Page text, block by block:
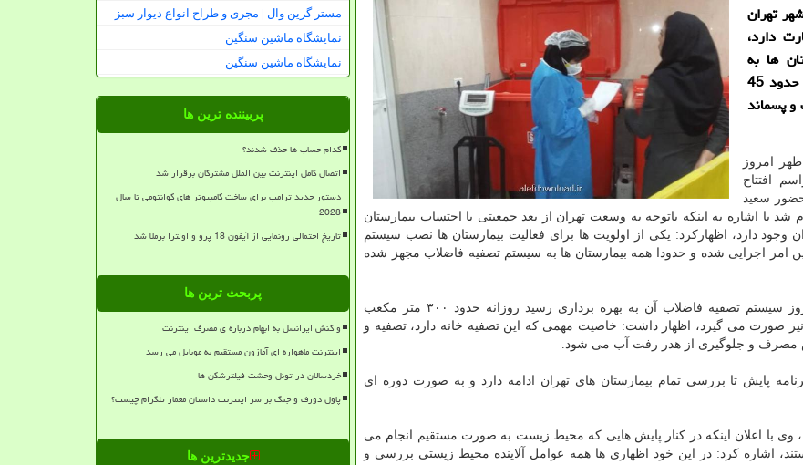
تهران
دارد،
ها به
صورت مستمر آغاز و تابحال حدود 83 بیمارستان پایش و حدود 45
پسماند
امروز
افتتاح
سعید
اشاره به اینکه باتوجه به وسعت تهران از بعد جمعیتی با احتساب بیمارستان
در سطح شهر تهران وجود دارد، اظهارکرد: یکی از اولویت ها برای فعالیت بیمارستان ها نصب سیستم
امر اجرایی شده و حدودا همه بیمارستان ها به سیستم تصفیه فاضلاب مجهز شده
وی با اعلان اینکه در بیمارستان ۴۵۰ تختخوابی یاس که امروز سیستم تصفیه فاضلاب آن به بهره برداری رسید روزانه حدود ۳۰۰ متر مکعب
صورت می گیرد، اظهار داشت: خاصیت مهمی که این تصفیه خانه دارد، تصفیه و
مصرف و جلوگیری از هدر رفت آب می شود.
پایش تا بررسی تمام بیمارستان های تهران ادامه دارد و به صورت دوره ای
با اعلان اینکه در کنار پایش هایی که محیط زیست به صورت مستقیم انجام می
اشاره کرد: در این خود اظهاری ها همه عوامل آلاینده محیط زیستی بررسی و
مستر گرین وال | مجری و طراح انواع دیوار سبز
نمایشگاه ماشین سنگین
نمایشگاه ماشین سنگین
پربیننده ترین ها
کدام حساب ها حذف شدند؟
اتصال کامل اینترنت بین الملل مشترکان برقرار شد
دستور جدید ترامپ برای ساخت کامپیوتر های کوانتومی تا سال
2028
تاریخ احتمالی رونمایی از آیفون 18 پرو و اولترا برملا شد
پربحث ترین ها
واکنش ایرانسل به ابهام درباره ی مصرف اینترنت
اینترنت ماهواره ای آمازون مستقیم به موبایل می رسد
خردسالان در تونل وحشت فیلترشکن ها
پاول دورف و جنگ بر سر اینترنت داستان معمار تلگرام چیست؟
جدیدترین ها